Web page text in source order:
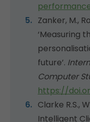
Zanker, M.,
‘Measuring
future’.
Computer
https://
Clarke R.S.,
Intelligent